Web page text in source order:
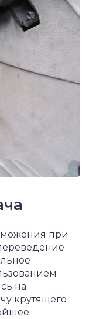
при
на
крутящего